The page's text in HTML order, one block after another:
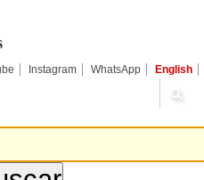
Instagram WhatsApp English